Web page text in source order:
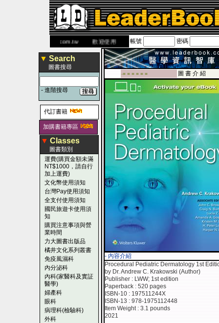
www.leaderbook.com.tw歡迎使用 國民旅遊卡！！
帳號 密碼
▼ Search
圖書搜尋
- 進階搜尋
代訂書籍
加購書籍專區
▼ Classes
圖書類別
運費(購買金額未滿
NT$1000，請自行
加上運費)
文化幣使用須知
台灣Pay使用須知
全支付使用須知
國民旅遊卡使用須
知
購買注意事項與營
業時間
力大圖書出版品
橘井文化系列叢書
免疫風濕科
內分泌科
內科(家醫科及實証
醫學)
婦產科
眼科
病理科(檢驗科)
外科
-■ ■ ■ ■ ■ ■ 圖 書 介 紹
- 內容介紹
Procedural Pediatric Dermatology 1st
by Dr. Andrew C. Krakowski (Author)
Publisher : LWW; 1st edition
Paperback : 520 pages
ISBN-10 : 197511244X
ISBN-13 : 978-1975112448
Item Weight : 3.1 pounds
2021